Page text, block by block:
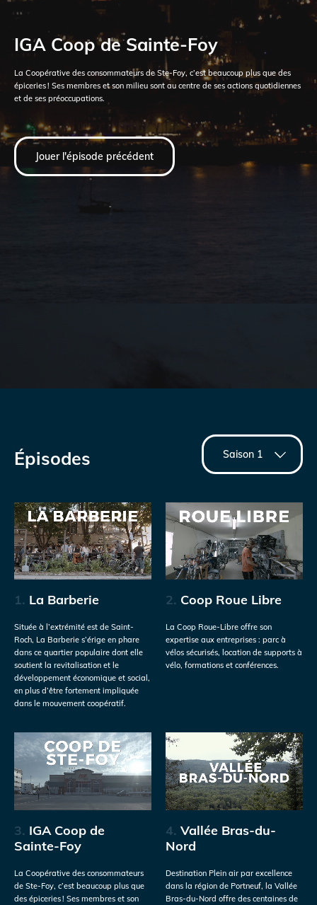
IGA Coop de Sainte-Foy
La Coopérative des consommateurs de Ste-Foy, c’est beaucoup plus que des
épiceries ! Ses membres et son milieu sont au centre de ses actions quotidiennes
et de ses préoccupations.
Jouer l'épisode précédent
Épisodes
1. La Barberie
Située à l’extrémité est de Saint-
Roch, La Barberie s’érige en phare
dans ce quartier populaire dont elle
soutient la revitalisation et le
développement économique et social,
en plus d’être fortement impliquée
dans le mouvement coopératif.
2. Coop Roue Libre
La Coop Roue-Libre offre son
expertise aux entreprises : parc à
vélos sécurisés, location de supports à
vélo, formations et conférences.
3. IGA Coop de
Sainte-Foy
La Coopérative des consommateurs
de Ste-Foy, c’est beaucoup plus que
des épiceries ! Ses membres et son
4. Vallée Bras-du-
Nord
Destination Plein air par excellence
dans la région de Portneuf, la Vallée
Bras-du-Nord offre des centaines de